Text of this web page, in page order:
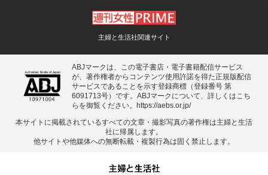
主婦と生活社関連サイト
ABJマークは、この電子書店・電子書籍配信サービス
が、著作権者からコンテンツ使用許諾を得た正規版配信
サービスであることを示す登録商標（登録番号 第
6091713号）です。ABJマークについて、詳しくはこち
らを御覧ください。 https://aebs.or.jp/
本サイトに掲載されているすべての⽂章・撮影写真の著作権は主婦と⽣活
社に帰属します。
他サイトや他媒体への無断転載・複製⾏為は固く禁⽌します。